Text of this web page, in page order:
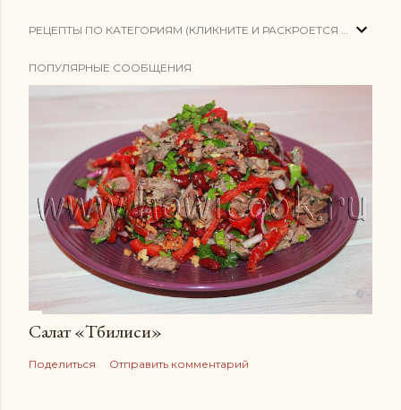
ПОПУЛЯРНЫЕ СООБЩЕНИЯ
Салат «Тбилиси»
Поделиться Отправить комментарий